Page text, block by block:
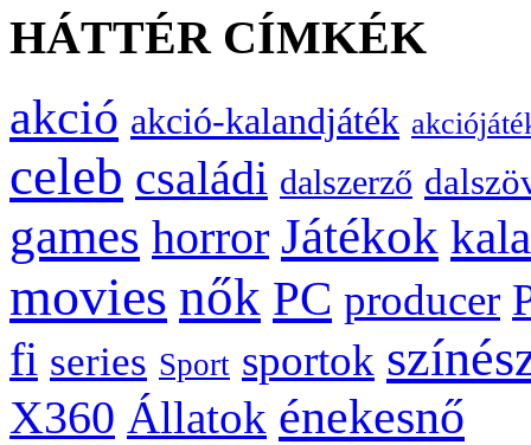
HÁTTÉR CÍMKÉK
akció akció-kalandjáték
celeb családi dalszerző
games horror Játékok
movies nők PC producer
fi series Sport sportok
X360 Állatok énekesnő